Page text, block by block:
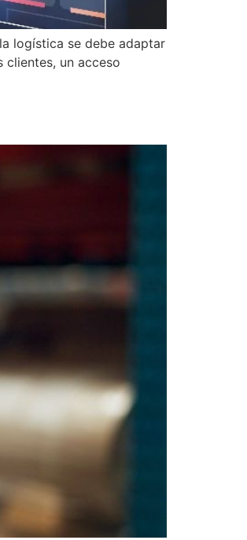
logística se debe adaptar
clientes, un acceso